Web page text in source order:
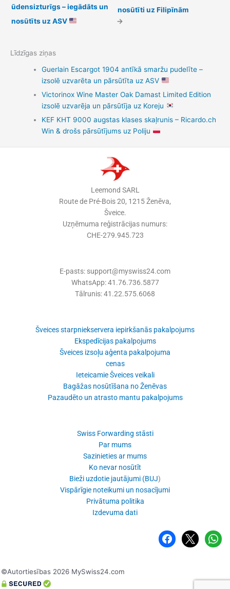
ūdensizturīgs – iegādāts un
nosūtīts uz ASV
nosūtīti uz Filipīnām
→
Līdzīgas ziņas
Guerlain Escargot 1904 antīkā smaržu pudelīte –
izsolē uzvarēta un pārsūtīta uz ASV
Victorinox Wine Master Oak Damast Limited Edition
izsolē uzvarēja un pārsūtīja uz Koreju
KEF KHT 9000 augstas klases skaļrunis – Ricardo.ch
Win & drošs pārsūtījums uz Poliju
Leemond SARL
Route de Pré-Bois 20, 1215 Ženēva,
Šveice.
Uzņēmuma reģistrācijas numurs:
CHE-279.945.723
E-pasts: support@myswiss24.com
WhatsApp: 41.76.736.5877
Tālrunis: 41.22.575.6068
Šveices starpniekservera iepirkšanās pakalpojums
Ekspedīcijas pakalpojums
Šveices izsoļu aģenta pakalpojuma
cenas
Ieteicamie Šveices veikali
Bagāžas nosūtīšana no Ženēvas
Pazaudēto un atrasto mantu pakalpojums
Swiss Forwarding stāsti
Par mums
Sazinieties ar mums
Ko nevar nosūtīt
Bieži uzdotie jautājumi (BUJ)
Vispārīgie noteikumi un nosacījumi
Privātuma politika
Izdevuma dati
Facebook
x
©Autortiesības 2026 MySwiss24.com